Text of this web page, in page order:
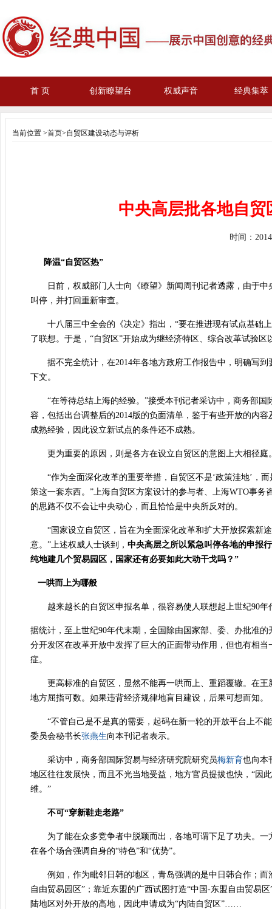
首 页 创新瞭望台 权威声音 经典集萃
当前位置 >首页>自贸区建设动态与评析
中央高层批各地自
时间：
降温“自贸区热”
日前，权威部门人士向《瞭望》新闻周刊记者透露，由于
叫停，并打回重新审查。
十八届三中全会的《决定》指出，“要在推进现有试点基础
了联想。于是， “自贸区”开始成为继经济特区、综合改革试验
据不完全统计，在2014年各地方政府工作报告中，明确写到
下文。
“在等待总结上海的经验。”接受本刊记者采访中，商务部国
容，包括出台调整后的2014版的负面清单，鉴于有些开放的内
成熟经验，因此设立新试点的条件还不成熟。
更为重要的原因，则是各方在设立自贸区的意图上大相径庭
“作为全面深化改革的重要举措，自贸区不是‘政策洼地’，而
策这一套东西。”上海自贸区方案设计的参与者、上海WTO事
的思路不仅不会让中央动心，而且恰恰是中央所反对的。
“国家设立自贸区，旨在为全面深化改革和扩大开放探索新
意。”上述权威人士谈到， 中央高层之所以紧急叫停各地的申报
纯地建几个贸易园区，国家还有必要如此大动干戈吗？”
一哄而上为哪般
越来越长的自贸区申报名单，很容易使人联想起上世纪90年
据统计，至上世纪90年代末期，全国除由国家部、委、办批准
分开发区在改革开放中发挥了巨大的正面带动作用，但也有相
症。
更高标准的自贸区，显然不能再一哄而上、重蹈覆辙。在王
地方屈指可数。如果违背经济规律地盲目建设，后果可想而知。
“不管自己是不是真的需要，起码在新一轮的开放平台上不
委员会秘书长张燕生向本刊记者表示。
采访中，商务部国际贸易与经济研究院研究员梅新育也向本
地区往往发展快，而且不光当地受益，地方官员提拔也快，“因
维。”
不可“穿新鞋走老路”
为了能在众多竞争者中脱颖而出，各地可谓下足了功夫。一
在各个场合强调自身的“特色”和“优势”。
例如，作为毗邻日韩的地区，青岛强调的是中日韩合作；而
自由贸易园区”； 靠近东盟的广西试图打造“中国-东盟自由贸易区
陆地区对外开放的高地，因此申请成为“内陆自贸区”……